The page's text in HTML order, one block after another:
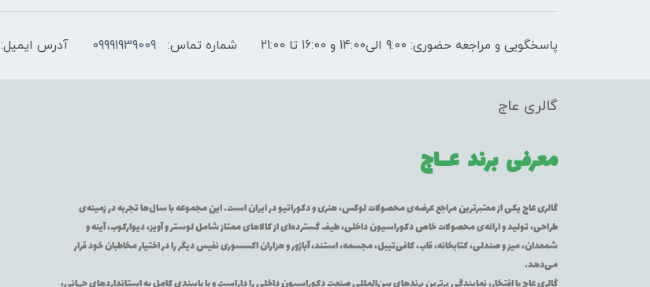
پاسخگویی و مراجعه حضوری: 9:00 الی14:00 و 16:00 تا 21:00 شماره تماس: 09991939009 آدرس ایمیل:
گالری عاج
معرفی برند عــاج
گالری عاج یکی از معتبرترین مراجع عرضه‌ی محصولات لوکس، هنری و دکوراتیو در ایران است. این مجموعه با سال‌ها تجربه در زمینه‌ی
طراحی، تولید و ارائه‌ی محصولات خاص دکوراسیون داخلی، طیف گسترده‌ای از کالاهای ممتاز شامل لوستر و آویز، دیوارکوب، آینه و
شمعدان، میز و صندلی، کتابخانه، قاب، کافی‌تیبل، مجسمه، استند، آباژور و هزاران اکسسوری نفیس دیگر را در اختیار مخاطبان خود قرار
می‌دهد.